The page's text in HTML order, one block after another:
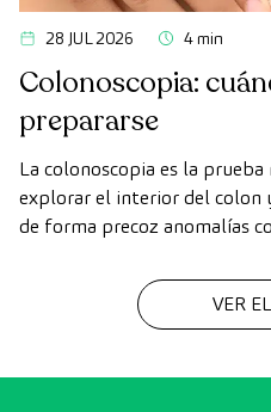
28 JUL 2026 4 min
Colonoscopia:
prepararse
La colonoscopia es la prueba
explorar el interior del colon
de forma precoz anomalías
VER